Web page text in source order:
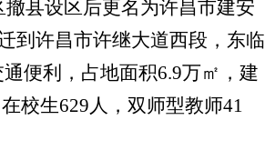
县设区后更名为许昌市建安
到许昌市许继大道西段，东临
便利，占地面积6.9万㎡，建
校生629人，双师型教师41